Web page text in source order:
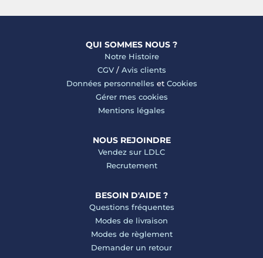
QUI SOMMES NOUS ?
Notre Histoire
CGV/ Avis clients
Données personnelles et Cookies
Gérer mes cookies
Mentions légales
NOUS REJOINDRE
Vendez sur LDLC
Recrutement
BESOIN D'AIDE ?
Questions fréquentes
Modes de livraison
Modes de règlement
Demander un retour